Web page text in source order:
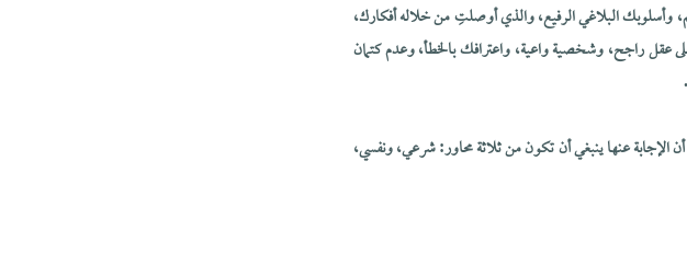
وأسلوبك البلاغي الرفيع، والذي أوصلتِ من خلاله أفكارك،
راجح، وشخصية واعية، واعترافك بالخطأ، وعدم كتمان
الإجابة عنها ينبغي أن تكون من ثلاثة محاور: شرعي، ونفسي،